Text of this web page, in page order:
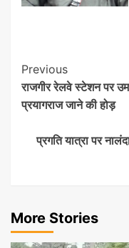
Post
Previous
राजगीर रेलवे स्टेशन पर
प्रयागराज जाने की होड़
प्रगति यात्रा पर
More Stories